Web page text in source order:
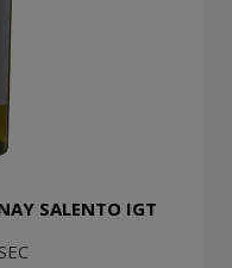
SALENTO IGT